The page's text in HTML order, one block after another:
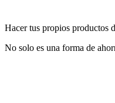
Hacer tus propios productos
No solo es una forma de